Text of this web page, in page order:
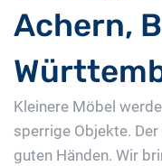
Achern,
Kleinere Möbel
sperrige Objekte.
guten Händen. Wir